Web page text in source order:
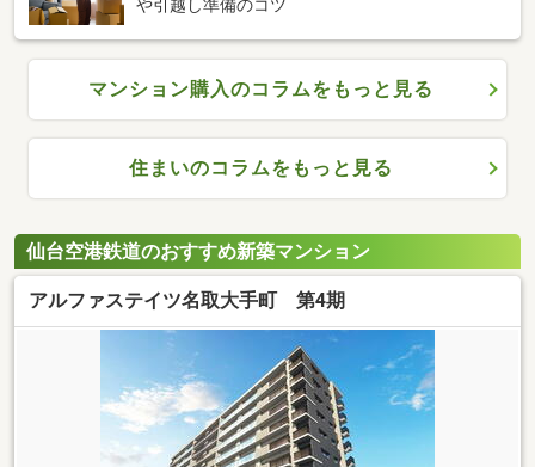
や引越し準備のコツ
マンション購入のコラムをもっと見る
住まいのコラムをもっと見る
仙台空港鉄道のおすすめ新築マンション
アルファステイツ名取大手町 第4期